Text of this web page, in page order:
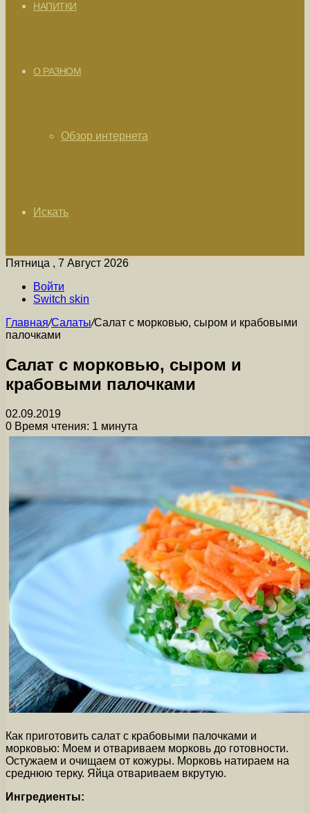
НАПИТКИ
О РАЗНОМ
Обзор интернета
Искать
Пятница , 7 Август 2026
Войти
Switch skin
Главная/Салаты/Салат с морковью, сыром и крабовыми
палочками
Салат с морковью, сыром и
крабовыми палочками
02.09.2019
0 Время чтения: 1 минута
Как приготовить салат с крабовыми палочками и
морковью: Моем и отвариваем морковь до готовности.
Остужаем и очищаем от кожуры. Морковь натираем на
среднюю терку. Яйца отвариваем вкрутую.
Ингредиенты: